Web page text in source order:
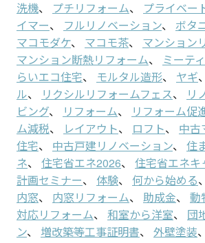
洗機、 プチリフォーム、 プライベー
イマー、 フルリノベーション、 ボタ
マコモダケ、 マコモ茶、 マンション
マンション断熱リフォーム、 ミーテ
らいエコ住宅、 モルタル造形、 ヤギ、
ル、 リクシルリフォームフェス、 リ
ビング、 リフォーム、 リフォーム促
ム減税、 レイアウト、 ロフト、 中古
住宅、 中古戸建リノベーション、 住
ネ、 住宅省エネ2026、 住宅省エネキ
計画セミナー、 体験、 何から始める、
内窓、 内窓リフォーム、 助成金、 動
対応リフォーム、 和室から洋室、
団
ン、 増改築等工事証明書、 外壁塗装、